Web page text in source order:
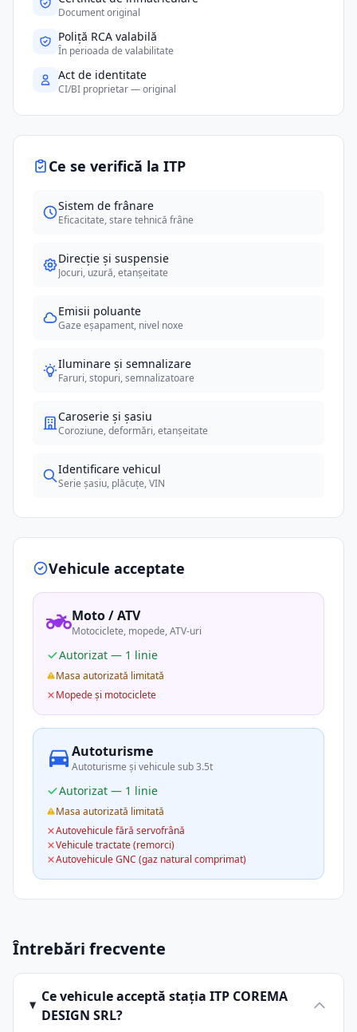
Document original
Poliță RCA valabilă
În perioada de valabilitate
Act de identitate
CI/BI proprietar — original
Ce se verifică la ITP
Sistem de frânare
Eficacitate, stare tehnică frâne
Direcție și suspensie
Jocuri, uzură, etanșeitate
Emisii poluante
Gaze eșapament, nivel noxe
Iluminare și semnalizare
Faruri, stopuri, semnalizatoare
Caroserie și șasiu
Coroziune, deformări, etanșeitate
Identificare vehicul
Serie șasiu, plăcuțe, VIN
Vehicule acceptate
Moto / ATV
Motociclete, mopede, ATV-uri
Autorizat — 1 linie
Masa autorizată limitată
Mopede și motociclete
Autoturisme
Autoturisme și vehicule sub 3.5t
Autorizat — 1 linie
Masa autorizată limitată
Autovehicule fără servofrână
Vehicule tractate (remorci)
Autovehicule GNC (gaz natural comprimat)
Întrebări frecvente
Ce vehicule acceptă stația ITP COREMA
DESIGN SRL?